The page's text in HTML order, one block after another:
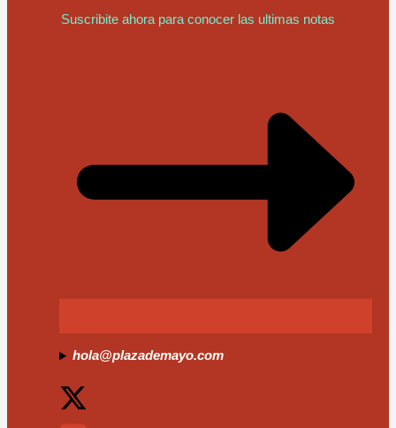
Suscribite ahora para conocer las ultimas notas
hola@plazademayo.com